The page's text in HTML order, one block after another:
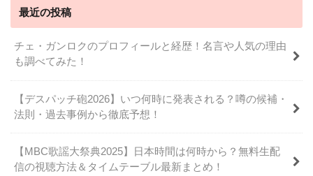
最近の投稿
チェ・ガンロクのプロフィールと経歴！名言や人気の理由
も調べてみた！
【デスパッチ砲2026】いつ何時に発表される？噂の候補・
法則・過去事例から徹底予想！
【MBC歌謡大祭典2025】日本時間は何時から？無料生配
信の視聴方法＆タイムテーブル最新まとめ！